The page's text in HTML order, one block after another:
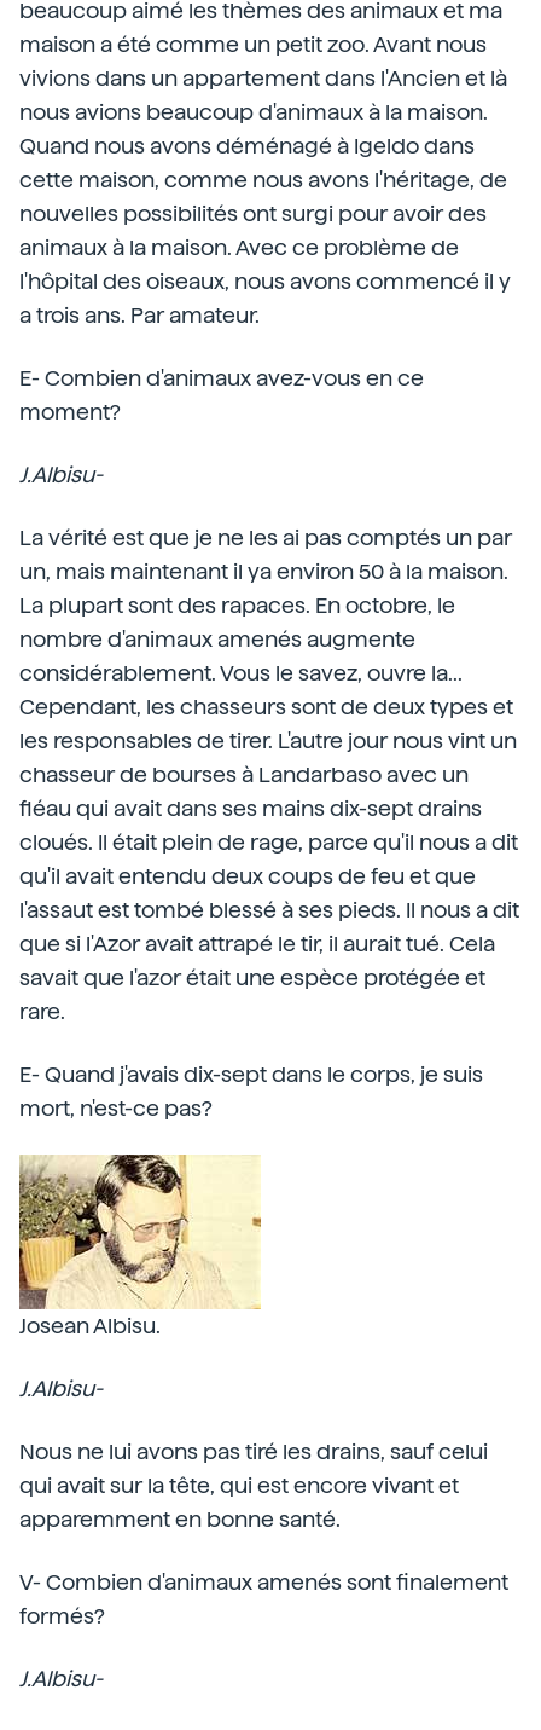
beaucoup aimé les thèmes des animaux et ma
maison a été comme un petit zoo. Avant nous
vivions dans un appartement dans l'Ancien et là
nous avions beaucoup d'animaux à la maison.
Quand nous avons déménagé à Igeldo dans
cette maison, comme nous avons l'héritage, de
nouvelles possibilités ont surgi pour avoir des
animaux à la maison. Avec ce problème de
l'hôpital des oiseaux, nous avons commencé il y
a trois ans. Par amateur.
E- Combien d'animaux avez-vous en ce
moment?
J.Albisu-
La vérité est que je ne les ai pas comptés un par
un, mais maintenant il ya environ 50 à la maison.
La plupart sont des rapaces. En octobre, le
nombre d'animaux amenés augmente
considérablement. Vous le savez, ouvre la...
Cependant, les chasseurs sont de deux types et
les responsables de tirer. L'autre jour nous vint un
chasseur de bourses à Landarbaso avec un
fléau qui avait dans ses mains dix-sept drains
cloués. Il était plein de rage, parce qu'il nous a dit
qu'il avait entendu deux coups de feu et que
l'assaut est tombé blessé à ses pieds. Il nous a dit
que si l'Azor avait attrapé le tir, il aurait tué. Cela
savait que l'azor était une espèce protégée et
rare.
E- Quand j'avais dix-sept dans le corps, je suis
mort, n'est-ce pas?
Josean Albisu.
J.Albisu-
Nous ne lui avons pas tiré les drains, sauf celui
qui avait sur la tête, qui est encore vivant et
apparemment en bonne santé.
V- Combien d'animaux amenés sont finalement
formés?
J.Albisu-